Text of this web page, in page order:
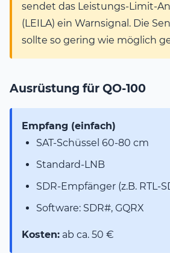
sendet das Leistungs-Limit-
(LEILA) ein Warnsignal. Die
sollte so gering wie möglich
Ausrüstung für QO-100
Empfang (einfach)
SAT-Schüssel 60-80 cm
Standard-LNB
SDR-Empfänger (z.B. RTL-
Software: SDR#, GQRX
Kosten: ab ca. 50 €